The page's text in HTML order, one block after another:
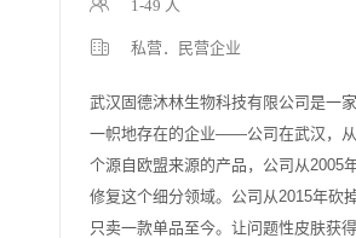
1-49 人
私营．民营企业
武汉固德沐林生物科技有限公司是一
一帜地存在的企业——公司在武汉，
个源自欧盟来源的产品，公司从2005
修复这个细分领域。公司从2015年砍
只卖一款单品至今。让问题性皮肤获